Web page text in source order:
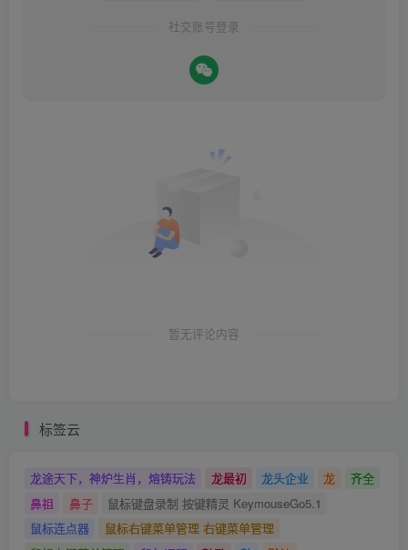
社交账号登录
暂无评论内容
标签云
龙途天下，神炉生肖，熔铸玩法 龙最初 龙头企业 龙
齐全
鼻祖
鼻子
鼠标键盘录制 按键精灵 KeymouseGo5.1
鼠标连点器
鼠标右键菜单管理 右键菜单管理